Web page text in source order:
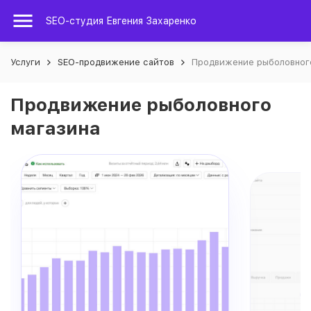
SEO-студия Евгения Захаренко
Услуги SEO-продвижение сайтов Продвижение
Продвижение рыболовного
магазина